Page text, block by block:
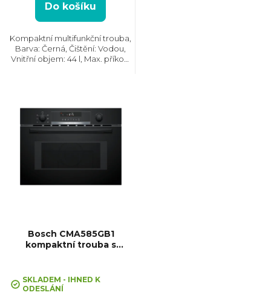
k
t
Do košíku
Kompaktní multifunkční trouba,
Barva: Černá, Čištění: Vodou,
Vnitřní objem: 44 l, Max. příkon:
Bosch CMA585GB1
kompaktní trouba s
SKLADEM - IHNED K
ODESLÁNÍ